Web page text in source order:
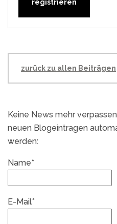
zurück zu allen Beiträgen
Keine News mehr
neuen Blogeintragen
werden:
Name*
E-Mail*